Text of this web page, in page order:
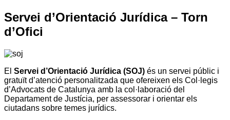
Servei d’Orientació Jurídica – Torn
d’Ofici
El Servei d’Orientació Jurídica (SOJ) és un servei públic i
gratuït d’atenció personalitzada que ofereixen els Col·legis
d’Advocats de Catalunya amb la col·laboració del
Departament de Justícia, per assessorar i orientar els
ciutadans sobre temes jurídics.